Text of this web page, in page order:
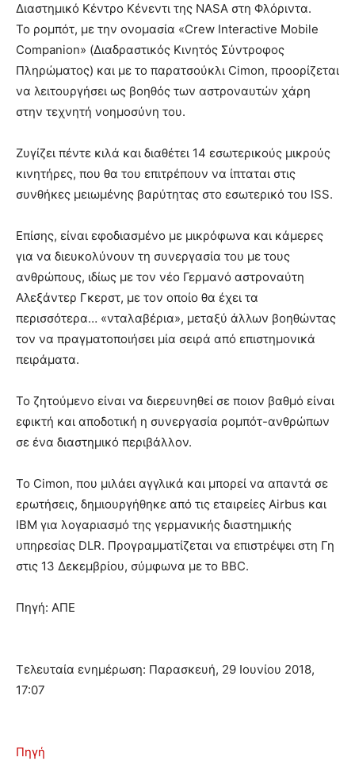
Διαστημικό Κέντρο Κένεντι της NASA στη Φλόριντα.
Το ρομπότ, με την ονομασία «Crew Interactive Mobile
Companion» (Διαδραστικός Κινητός Σύντροφος
Πληρώματος) και με το παρατσούκλι Cimon, προορίζεται
να λειτουργήσει ως βοηθός των αστροναυτών χάρη
στην τεχνητή νοημοσύνη του.
Ζυγίζει πέντε κιλά και διαθέτει 14 εσωτερικούς μικρούς
κινητήρες, που θα του επιτρέπουν να ίπταται στις
συνθήκες μειωμένης βαρύτητας στο εσωτερικό του ISS.
Επίσης, είναι εφοδιασμένο με μικρόφωνα και κάμερες
για να διευκολύνουν τη συνεργασία του με τους
ανθρώπους, ιδίως με τον νέο Γερμανό αστροναύτη
Αλεξάντερ Γκερστ, με τον οποίο θα έχει τα
περισσότερα… «νταλαβέρια», μεταξύ άλλων βοηθώντας
τον να πραγματοποιήσει μία σειρά από επιστημονικά
πειράματα.
Το ζητούμενο είναι να διερευνηθεί σε ποιον βαθμό είναι
εφικτή και αποδοτική η συνεργασία ρομπότ-ανθρώπων
σε ένα διαστημικό περιβάλλον.
Το Cimon, που μιλάει αγγλικά και μπορεί να απαντά σε
ερωτήσεις, δημιουργήθηκε από τις εταιρείες Airbus και
ΙΒΜ για λογαριασμό της γερμανικής διαστημικής
υπηρεσίας DLR. Προγραμματίζεται να επιστρέψει στη Γη
στις 13 Δεκεμβρίου, σύμφωνα με το BBC.
Πηγή: ΑΠΕ
Τελευταία ενημέρωση: Παρασκευή, 29 Ιουνίου 2018,
17:07
Πηγή